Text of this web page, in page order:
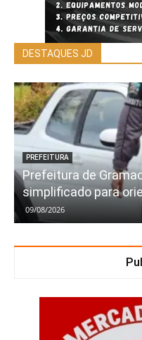
DESTAQUES JD
PREFEITURA
Prefeitura de
simplificado para
09/08/2026